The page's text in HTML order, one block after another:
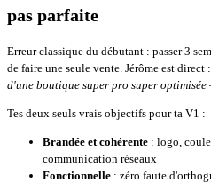
pas parfaite
Erreur classique du débutant : passer 3
de faire une seule vente. Jérôme est direct :
d'une boutique super pro super optimisée
Tes deux seuls vrais objectifs pour ta V1 :
Brandée et cohérente : logo,
communication réseaux
Fonctionnelle : zéro faute